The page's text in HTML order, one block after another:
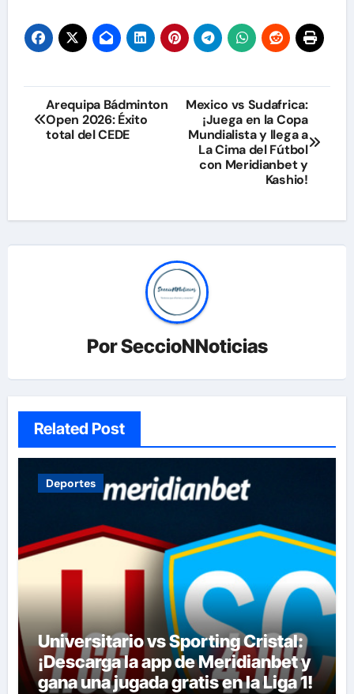
Navegación
de
Arequipa Bádminton
Open 2026: Éxito
total del CEDE
Mexico vs Sudafrica:
¡Juega en la Copa
Mundialista y llega a
La Cima del Fútbol
con Meridianbet y
Kashio!
PorSeccioNNoticias
Related Post
Deportes
Universitario vs Sporting Cristal:
¡Descarga la app de Meridianbet y
gana una jugada gratis en la Liga 1!